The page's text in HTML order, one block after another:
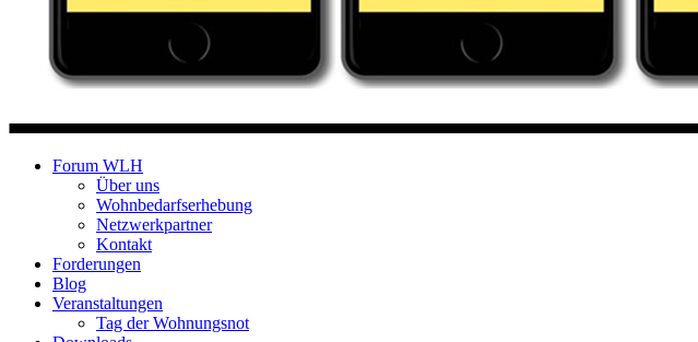
Forum Wohnungslosenhilfe Salzburg
Forum WLH
Über uns
Wohnbedarfserhebung
Netzwerkpartner
Kontakt
Forderungen
Blog
Veranstaltungen
Tag der Wohnungsnot